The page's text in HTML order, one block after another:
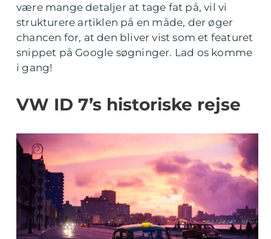
være mange detaljer at tage fat på, vil vi
strukturere artiklen på en måde, der øger
chancen for, at den bliver vist som et featuret
snippet på Google søgninger. Lad os komme
i gang!
VW ID 7’s historiske rejse